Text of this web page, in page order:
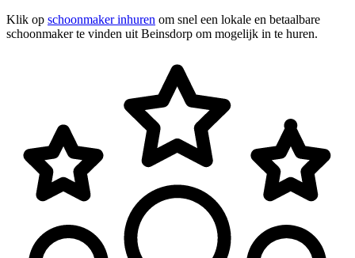
Klik op schoonmaker inhuren om snel een lokale en betaalbare
schoonmaker te vinden uit Beinsdorp om mogelijk in te huren.